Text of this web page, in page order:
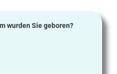
wurden Sie geboren?